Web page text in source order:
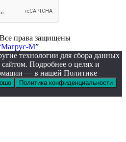
права защищены
Магрус-М”
технологии для сбора данных
Подробнее о целях и
— в нашей Политике
Политика конфиденциальности